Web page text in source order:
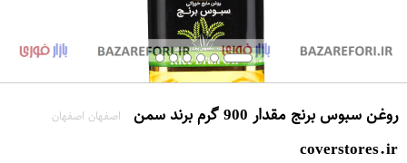
روغن سبوس برنج مقدار 900 گرم برند سمن اصفهان اصفهان
coverstores.ir